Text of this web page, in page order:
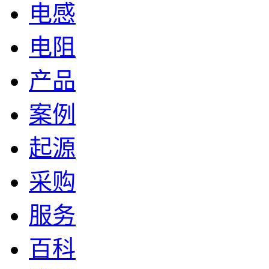
电感
电阻
产品
案例
起源
采购
服务
百科